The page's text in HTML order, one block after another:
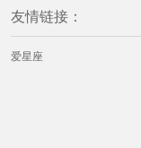
友情链接：
爱星座